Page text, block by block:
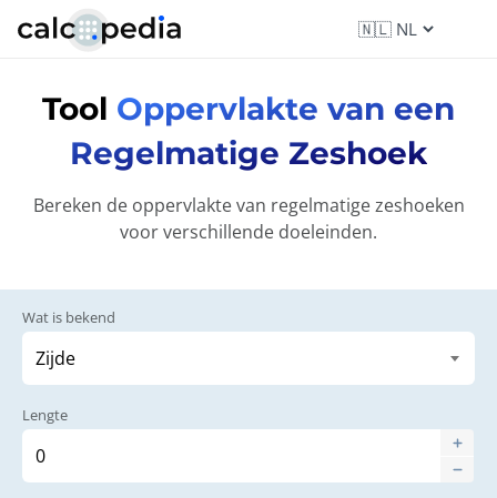
Tool Oppervlakte van een
Regelmatige Zeshoek
Bereken de oppervlakte van regelmatige zeshoeken
voor verschillende doeleinden.
Wat is bekend
Lengte